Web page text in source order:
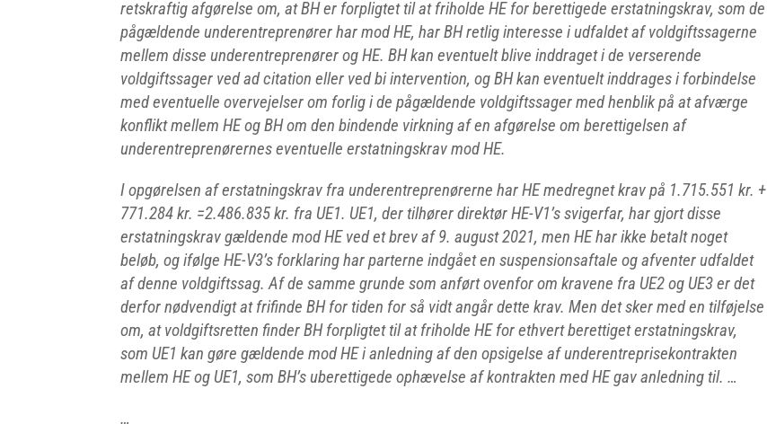
retskraftig afgørelse om, at BH er forpligtet til at friholde HE for berettigede erstatningskrav, som de
pågældende underentreprenører har mod HE, har BH retlig interesse i udfaldet af voldgiftssagerne
mellem disse underentreprenører og HE. BH kan eventuelt blive inddraget i de verserende
voldgiftssager ved ad citation eller ved bi intervention, og BH kan eventuelt inddrages i forbindelse
med eventuelle overvejelser om forlig i de pågældende voldgiftssager med henblik på at afværge
konflikt mellem HE og BH om den bindende virkning af en afgørelse om berettigelsen af
underentreprenørernes eventuelle erstatningskrav mod HE.
I opgørelsen af erstatningskrav fra underentreprenørerne har HE medregnet krav på 1.715.551 kr. +
771.284 kr. =2.486.835 kr. fra UE1. UE1, der tilhører direktør HE-V1’s svigerfar, har gjort disse
erstatningskrav gældende mod HE ved et brev af 9. august 2021, men HE har ikke betalt noget
beløb, og ifølge HE-V3’s forklaring har parterne indgået en suspensionsaftale og afventer udfaldet
af denne voldgiftssag. Af de samme grunde som anført ovenfor om kravene fra UE2 og UE3 er det
derfor nødvendigt at frifinde BH for tiden for så vidt angår dette krav. Men det sker med en tilføjelse
om, at voldgiftsretten finder BH forpligtet til at friholde HE for ethvert berettiget erstatningskrav,
som UE1 kan gøre gældende mod HE i anledning af den opsigelse af underentreprisekontrakten
mellem HE og UE1, som BH’s uberettigede ophævelse af kontrakten med HE gav anledning til. …
…